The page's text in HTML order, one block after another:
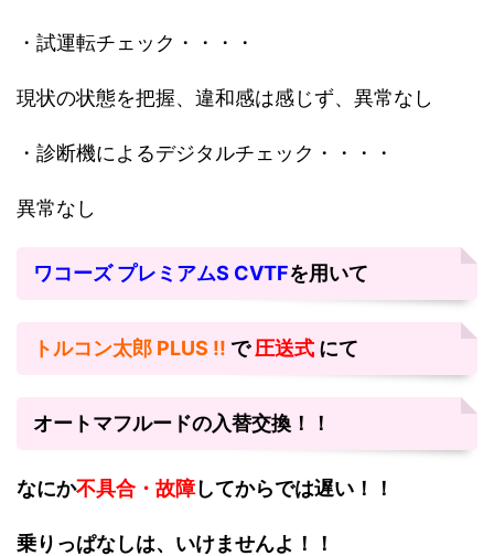
・試運転チェック・・・・
現状の状態を把握、違和感は感じず、異常なし
・診断機によるデジタルチェック・・・・
異常なし
ワコーズ プレミアムS CVTFを用いて
トルコン太郎 PLUS !! で圧送式 にて
オートマフルードの入替交換！！
なにか不具合・故障してからでは遅い！！
乗りっぱなしは、いけませんよ！！